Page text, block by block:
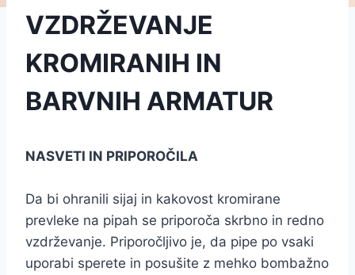
VZDRŽEVANJE
KROMIRANIH IN
BARVNIH ARMATUR
NASVETI IN PRIPOROČILA
Da bi ohranili sijaj in kakovost kromirane
prevleke na pipah se priporoča skrbno in redno
vzdrževanje. Priporočljivo je, da pipe po vsaki
uporabi sperete in posušite z mehko bombažno